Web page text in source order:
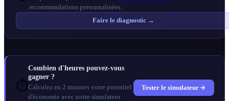
recommandations personnalisées.
Faire le diagnostic →
⏱️
Combien d'heures pouvez-vous
gagner ?
Calculez en 2 minutes votre potentiel
d'économie avec notre simulateur
Tester le simulateur